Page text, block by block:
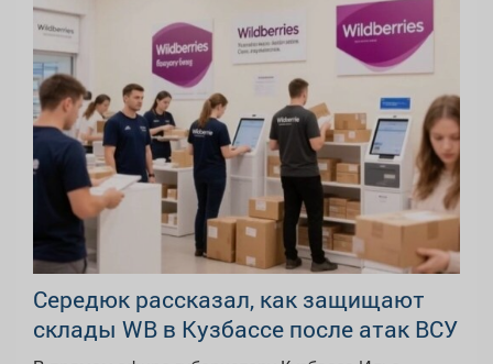
Середюк рассказал, как защищают
склады WB в Кузбассе после атак ВСУ